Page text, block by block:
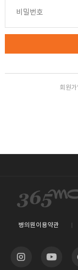
Function:
회원가
병의원이용약관